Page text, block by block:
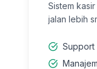
Sistem
jalan lebih
Support